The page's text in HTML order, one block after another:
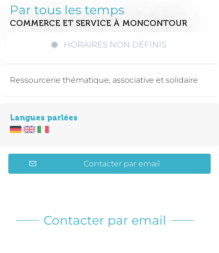
Par tous les temps
COMMERCE ET SERVICE À MONCONTOUR
HORAIRES NON DÉFINIS
Ressourcerie thématique, associative et solidaire
Langues parlées
Contacter par email
Contacter par email